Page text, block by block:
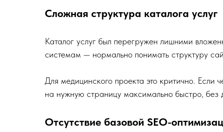
Сложная структура каталога услуг
Каталог услуг был перегружен лишними
системам — нормально понимать структуру
Для медицинского проекта это критично.
на нужную страницу максимально быстро, без
Отсутствие базовой SEO-